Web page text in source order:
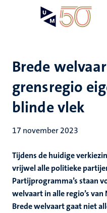
gaanBrede
grensregio
blinde vlek
17 november 2023
Tijdens de huidige
vrijwel alle politieke
Partijprogramma’s staan
welvaart in alle regio’s
Brede welvaart gaat niet